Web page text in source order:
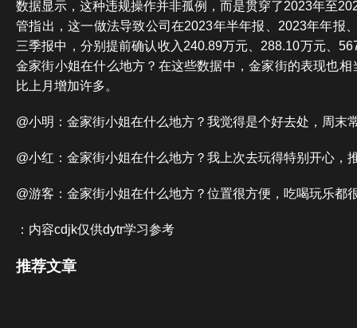
数据显示，这种违规操作并非孤例，而是贯穿了2023年至
管指出，这一做法导致公司在2023年半年报、2023年年报
三季报中，分别提前确认收入240.89万元、288.10万元、
金家街小姐在什么地方？在这些数据中，金家街的表现也
比上月增加许多。
@小明：金家街小姐在什么地方？我觉得是个好去处，周末
@小红：金家街小姐在什么地方？我上次去玩得特别开心，
@游客：金家街小姐在什么地方？位置很方便，吃喝玩乐都
：内容cdjk仅供dytr学习参考
推荐文章